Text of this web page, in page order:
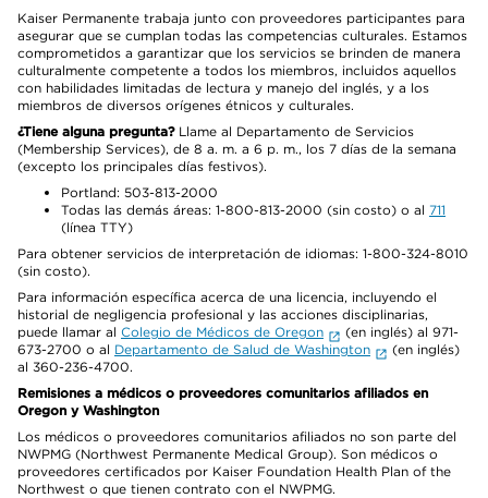
Kaiser Permanente trabaja junto con proveedores participantes para
asegurar que se cumplan todas las competencias culturales. Estamos
comprometidos a garantizar que los servicios se brinden de manera
culturalmente competente a todos los miembros, incluidos aquellos
con habilidades limitadas de lectura y manejo del inglés, y a los
miembros de diversos orígenes étnicos y culturales.
¿Tiene alguna pregunta?Llame al Departamento de Servicios
(Membership Services), de 8 a. m. a 6 p. m., los 7 días de la semana
(excepto los principales días festivos).
Portland: 503-813-2000
Todas las demás áreas: 1-800-813-2000 (sin costo) o al 711
(línea TTY)
Para obtener servicios de interpretación de idiomas: 1-800-324-8010
(sin costo).
Para información específica acerca de una licencia, incluyendo el
historial de negligencia profesional y las acciones disciplinarias,
puede llamar al Colegio de Médicos de Oregon
(en inglés) al 971-
673-2700 o al Departamento de Salud de Washington
(en inglés)
al 360-236-4700.
Remisiones a médicos o proveedores comunitarios afiliados en
Oregon y Washington
Los médicos o proveedores comunitarios afiliados no son parte del
NWPMG (Northwest Permanente Medical Group). Son médicos o
proveedores certificados por Kaiser Foundation Health Plan of the
Northwest o que tienen contrato con el NWPMG.